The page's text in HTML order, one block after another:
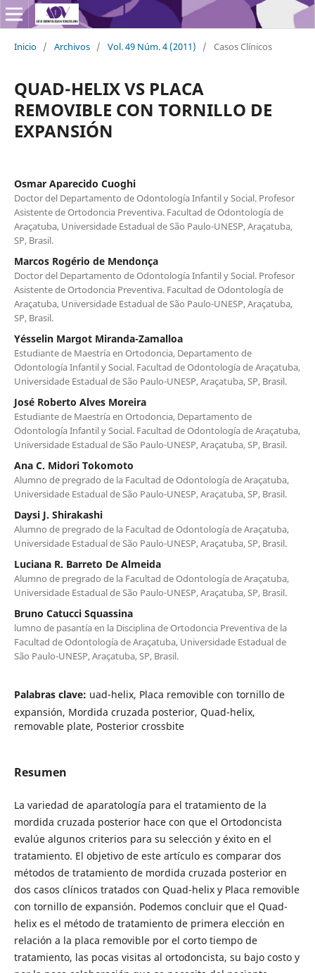
Inicio / Archivos / Vol. 49 Núm. 4 (2011) / Casos Clínicos
QUAD-HELIX VS PLACA
REMOVIBLE CON TORNILLO DE
EXPANSIÓN
Osmar Aparecido Cuoghi
Doctor del Departamento de Odontología Infantil y Social. Profesor
Asistente de Ortodoncia Preventiva. Facultad de Odontología de
Araçatuba, Universidade Estadual de São Paulo-UNESP, Araçatuba,
SP, Brasil.
Marcos Rogério de Mendonça
Doctor del Departamento de Odontología Infantil y Social. Profesor
Asistente de Ortodoncia Preventiva. Facultad de Odontología de
Araçatuba, Universidade Estadual de São Paulo-UNESP, Araçatuba,
SP, Brasil.
Yésselin Margot Miranda-Zamalloa
Estudiante de Maestría en Ortodoncia, Departamento de
Odontología Infantil y Social. Facultad de Odontología de Araçatuba,
Universidade Estadual de São Paulo-UNESP, Araçatuba, SP, Brasil.
José Roberto Alves Moreira
Estudiante de Maestría en Ortodoncia, Departamento de
Odontología Infantil y Social. Facultad de Odontología de Araçatuba,
Universidade Estadual de São Paulo-UNESP, Araçatuba, SP, Brasil.
Ana C. Midori Tokomoto
Alumno de pregrado de la Facultad de Odontología de Araçatuba,
Universidade Estadual de São Paulo-UNESP, Araçatuba, SP, Brasil.
Daysi J. Shirakashi
Alumno de pregrado de la Facultad de Odontología de Araçatuba,
Universidade Estadual de São Paulo-UNESP, Araçatuba, SP, Brasil.
Luciana R. Barreto De Almeida
Alumno de pregrado de la Facultad de Odontología de Araçatuba,
Universidade Estadual de São Paulo-UNESP, Araçatuba, SP, Brasil.
Bruno Catucci Squassina
lumno de pasantía en la Disciplina de Ortodoncia Preventiva de la
Facultad de Odontología de Araçatuba, Universidade Estadual de
São Paulo-UNESP, Araçatuba, SP, Brasil.
Palabras clave: uad-helix, Placa removible con tornillo de
expansión, Mordida cruzada posterior, Quad-helix,
removable plate, Posterior crossbite
Resumen
La variedad de aparatología para el tratamiento de la
mordida cruzada posterior hace con que el Ortodoncista
evalúe algunos criterios para su selección y éxito en el
tratamiento. El objetivo de este artículo es comparar dos
métodos de tratamiento de mordida cruzada posterior en
dos casos clínicos tratados con Quad-helix y Placa removible
con tornillo de expansión. Podemos concluir que el Quad-
helix es el método de tratamiento de primera elección en
relación a la placa removible por el corto tiempo de
tratamiento, las pocas visitas al ortodoncista, su bajo costo y